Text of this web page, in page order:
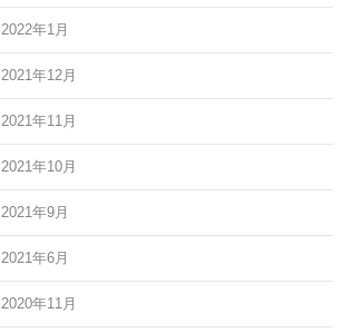
2022年1月
2021年12月
2021年11月
2021年10月
2021年9月
2021年6月
2020年11月